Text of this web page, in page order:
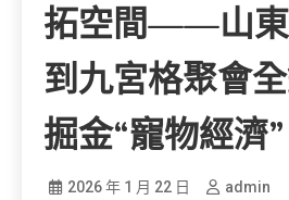
拓空間——山東
到九宮格聚會
掘金“寵物經濟”
2026 年 1 月 22 日 admin